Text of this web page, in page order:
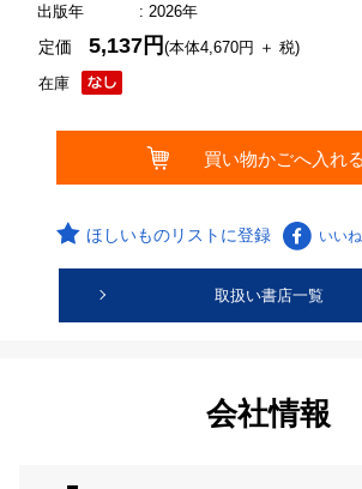
出版年
: 2026年
在庫
定価5,137円(本体4,670円 ＋ 税)
ほしいものリストに登録 いいね
取扱い書店一覧
会社情報